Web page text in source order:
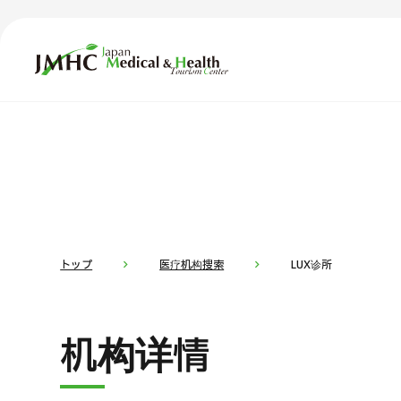
日本医疗健康雅旅中心（JMHC）
就诊流程
医疗项目检索
按部位・疾病搜索
トップ 医疗机构搜索 LUX诊所
机构详情